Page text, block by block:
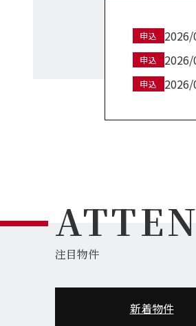
申込
申込
申込
申込
注目物件
新着物件